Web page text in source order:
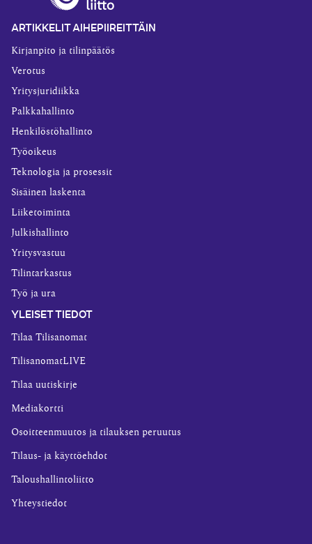
ARTIKKELIT AIHEPIIREITTÄIN
Kirjanpito ja tilinpäätös
Verotus
Yritysjuridiikka
Palkkahallinto
Henkilöstöhallinto
Työoikeus
Teknologia ja prosessit
Sisäinen laskenta
Liiketoiminta
Julkishallinto
Yritysvastuu
Tilintarkastus
Työ ja ura
YLEISET TIEDOT
Tilaa Tilisanomat
TilisanomatLIVE
Tilaa uutiskirje
Mediakortti
Osoitteenmuutos ja tilauksen peruutus
Tilaus- ja käyttöehdot
Taloushallintoliitto
Yhteystiedot